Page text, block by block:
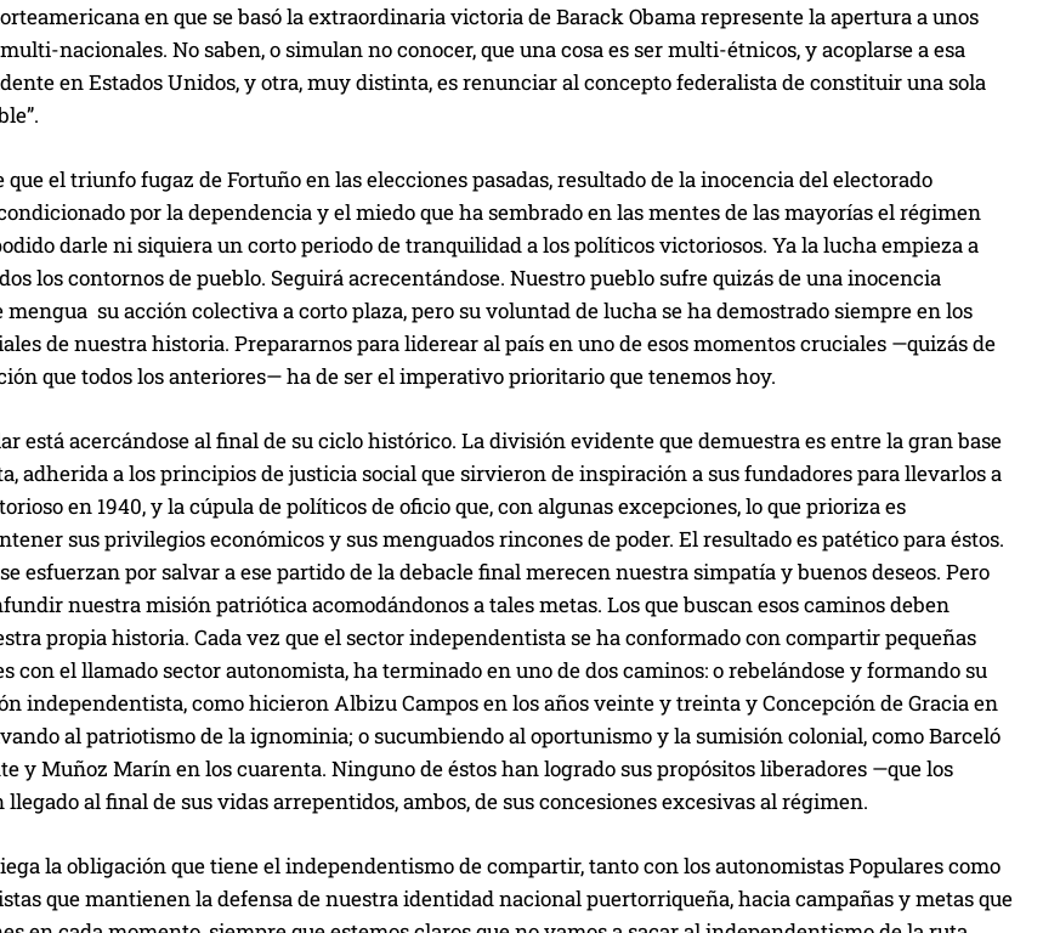
en que se basó la extraordinaria victoria de Barack Obama represente la apertura a unos
nacionales. No saben, o simulan no conocer, que una cosa es ser multi-étnicos, y acoplarse a esa
en Estados Unidos, y otra, muy distinta, es renunciar al concepto federalista de constituir una sola
que el triunfo fugaz de Fortuño en las elecciones pasadas, resultado de la inocencia del electorado
por la dependencia y el miedo que ha sembrado en las mentes de las mayorías el régimen
darle ni siquiera un corto periodo de tranquilidad a los políticos victoriosos. Ya la lucha empieza a
los contornos de pueblo. Seguirá acrecentándose. Nuestro pueblo sufre quizás de una inocencia
mengua su acción colectiva a corto plaza, pero su voluntad de lucha se ha demostrado siempre en los
de nuestra historia. Prepararnos para liderear al país en uno de esos momentos cruciales —quizás de
que todos los anteriores— ha de ser el imperativo prioritario que tenemos hoy.
está acercándose al final de su ciclo histórico. La división evidente que demuestra es entre la gran base
adherida a los principios de justicia social que sirvieron de inspiración a sus fundadores para llevarlos a
en 1940, y la cúpula de políticos de oficio que, con algunas excepciones, lo que prioriza es
sus privilegios económicos y sus menguados rincones de poder. El resultado es patético para éstos.
esfuerzan por salvar a ese partido de la debacle final merecen nuestra simpatía y buenos deseos. Pero
nuestra misión patriótica acomodándonos a tales metas. Los que buscan esos caminos deben
propia historia. Cada vez que el sector independentista se ha conformado con compartir pequeñas
con el llamado sector autonomista, ha terminado en uno de dos caminos: o rebelándose y formando su
independentista, como hicieron Albizu Campos en los años veinte y treinta y Concepción de Gracia en
al patriotismo de la ignominia; o sucumbiendo al oportunismo y la sumisión colonial, como Barceló
y Muñoz Marín en los cuarenta. Ninguno de éstos han logrado sus propósitos liberadores —que los
al final de sus vidas arrepentidos, ambos, de sus concesiones excesivas al régimen.
la obligación que tiene el independentismo de compartir, tanto con los autonomistas Populares como
que mantienen la defensa de nuestra identidad nacional puertorriqueña, hacia campañas y metas que